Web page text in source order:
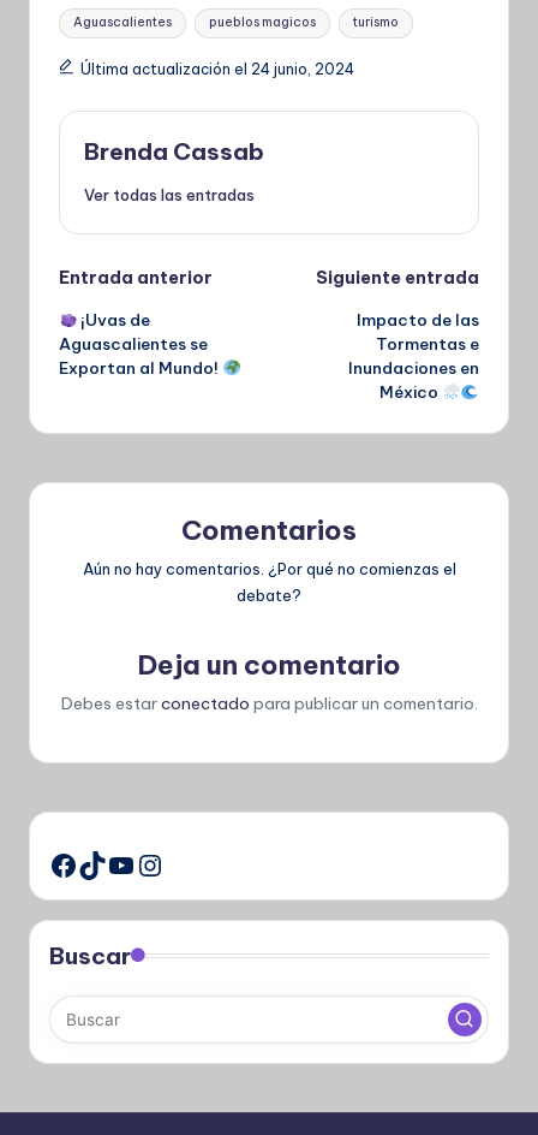
Etiquetas:
Aguascalientes pueblos magicos turismo
Última actualización el 24 junio, 2024
Brenda Cassab
Ver todas las entradas
Navegación
de
entradas
Entrada anterior
¡Uvas de
Aguascalientes se
Exportan al Mundo!
Siguiente entrada
Impacto de las
Tormentas e
Inundaciones en
México
Comentarios
Aún no hay comentarios. ¿Por qué no comienzas el
debate?
Deja un comentario
Debes estarconectado para publicar un comentario.
Facebook
TikTok
YouTube
Instagram
Buscar